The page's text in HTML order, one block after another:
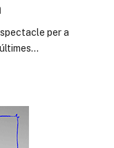
per a